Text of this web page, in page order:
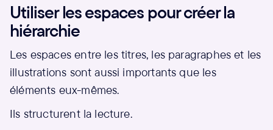
Utiliser les espaces pour créer la
hiérarchie
Les espaces entre les titres, les paragraphes et les
illustrations sont aussi importants que les
éléments eux-mêmes.
Ils structurent la lecture.